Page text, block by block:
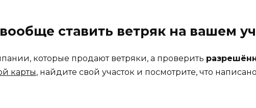
ставить ветряк на вашем
которые продают ветряки, а проверить
карты, найдите свой участок и посмотрите, что